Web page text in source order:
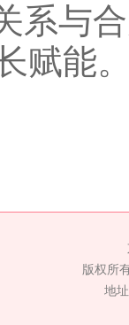
系与
赋能
版权所
地